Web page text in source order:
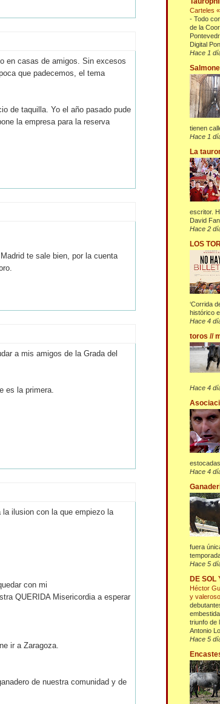
en casas de amigos. Sin excesos
que padecemos, el tema
de taquilla. Yo el año pasado pude
la empresa para la reserva
te sale bien, por la cuenta
a mis amigos de la Grada del
es la primera.
ilusion con la que empiezo la
con mi
QUERIDA Misericordia a esperar
ir a Zaragoza.
de nuestra comunidad y de
Carteles
-Todo
de la
Digital
Hace 1
tienen
Hace 1
La
escritor.
David
Hace 2
LOS
‘Corrida
histórico
Hace 4
toros //
Hace 4
estocadas
Hace 4
fuera
Hace 5
DE SOL
Héctor
y
triunfo de
Antonio
Hace 5